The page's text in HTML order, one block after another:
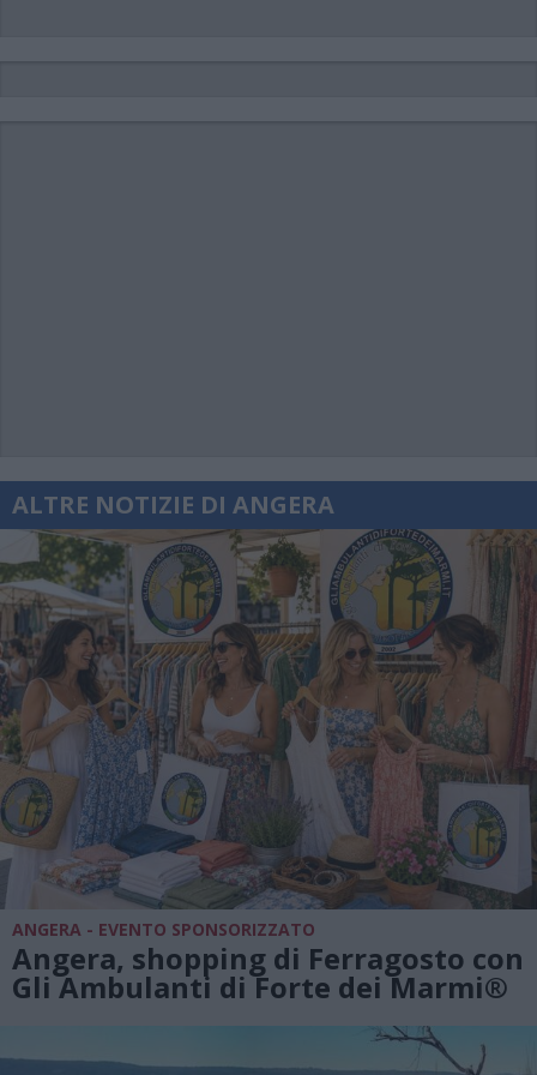
ALTRE NOTIZIE DI ANGERA
ANGERA - EVENTO SPONSORIZZATO
Angera, shopping di Ferragosto con
Gli Ambulanti di Forte dei Marmi®